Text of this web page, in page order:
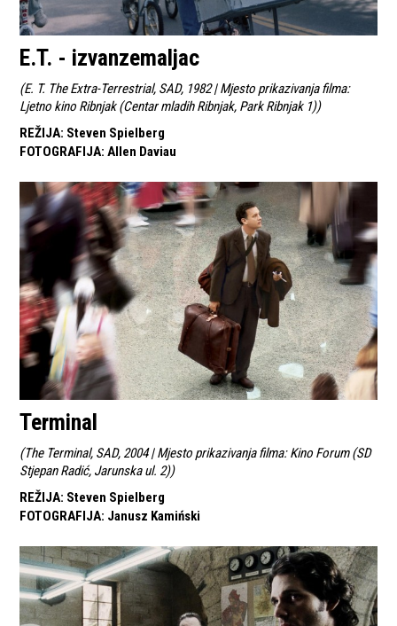
E.T. - izvanzemaljac
(E. T. The Extra-Terrestrial, SAD, 1982 | Mjesto prikazivanja filma:
Ljetno kino Ribnjak (Centar mladih Ribnjak, Park Ribnjak 1))
REŽIJA: Steven Spielberg
FOTOGRAFIJA: Allen Daviau
Terminal
(The Terminal, SAD, 2004 | Mjesto prikazivanja filma: Kino Forum (SD
Stjepan Radić, Jarunska ul. 2))
REŽIJA: Steven Spielberg
FOTOGRAFIJA: Janusz Kamiński